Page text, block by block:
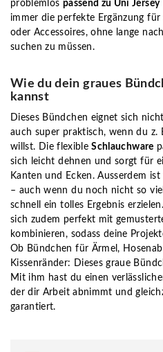
problemlos passend zu Uni Jersey
immer die perfekte Ergänzung
oder Accessoires, ohne lange
suchen zu müssen.
Wie du dein graues
kannst
Dieses Bündchen eignet sich
auch super praktisch, wenn du z.
willst. Die flexibleSchlauchware
sich leicht dehnen und sorgt für
Kanten und Ecken. Ausserdem
– auch wenn du noch nicht so
schnell ein tolles Ergebnis
sich zudem perfekt mit
kombinieren, sodass deine
Ob Bündchen für Ärmel,
Kissenränder: Dieses graue
Mit ihm hast du einen
der dir Arbeit abnimmt und
garantiert.